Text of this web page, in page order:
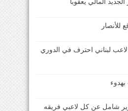
المالي يعقوبا
للأنصار
لبناني احترف في الدوري
شامل عن كل لاعبي فريقه